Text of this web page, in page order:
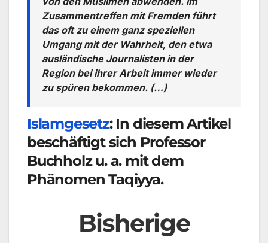
Zusammentreffen mit Fremden führt
das oft zu einem ganz speziellen
Umgang mit der Wahrheit, den etwa
ausländische Journalisten in der
Region bei ihrer Arbeit immer wieder
zu spüren bekommen. (…)
Islamgesetz: In diesem Artikel
beschäftigt sich Professor
Buchholz u. a. mit dem
Phänomen Taqiyya.
Bisherige